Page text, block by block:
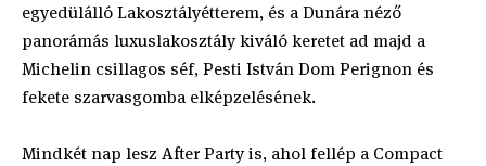
egyedülálló Lakosztályétterem, és a Dunára néző
panorámás luxuslakosztály kiváló keretet ad majd a
Michelin csillagos séf, Pesti István Dom Perignon és
fekete szarvasgomba elképzelésének.
Mindkét nap lesz After Party is, ahol fellép a Compact